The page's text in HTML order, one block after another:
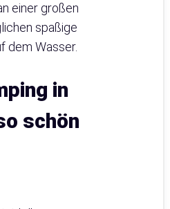
einer großen
spaßige
dem Wasser.
in
schön